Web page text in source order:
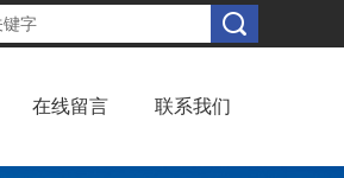
在线留言 联系我们